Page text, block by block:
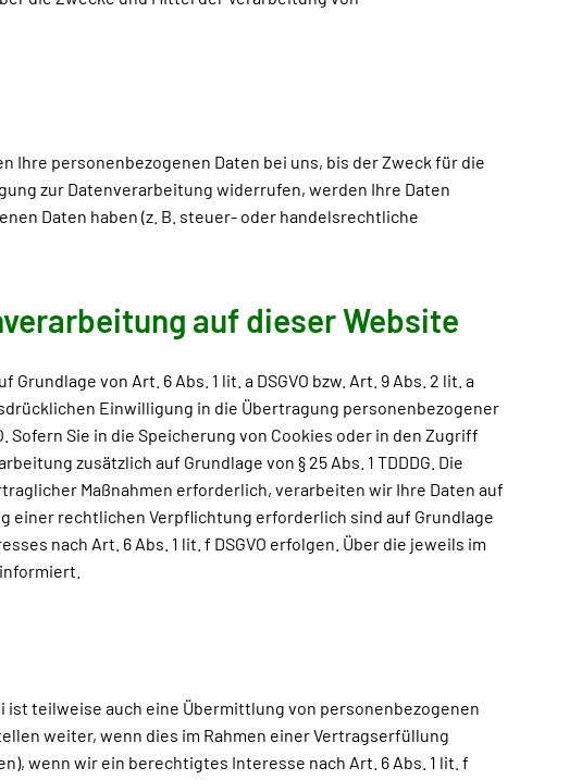
personenbezogenen Daten bei uns, bis der Zweck für die
zur Datenverarbeitung widerrufen, werden Ihre Daten
Daten haben (z. B. steuer- oder handelsrechtliche
auf dieser Website
von Art. 6 Abs. 1 lit. a DSGVO bzw. Art. 9 Abs. 2 lit. a
Einwilligung in die Übertragung personenbezogener
Sofern Sie in die Speicherung von Cookies oder in den Zugriff
zusätzlich auf Grundlage von § 25 Abs. 1 TDDDG. Die
Maßnahmen erforderlich, verarbeiten wir Ihre Daten auf
einer rechtlichen Verpflichtung erforderlich sind auf Grundlage
nach Art. 6 Abs. 1 lit. f DSGVO erfolgen. Über die jeweils im
teilweise auch eine Übermittlung von personenbezogenen
weiter, wenn dies im Rahmen einer Vertragserfüllung
wenn wir ein berechtigtes Interesse nach Art. 6 Abs. 1 lit. f